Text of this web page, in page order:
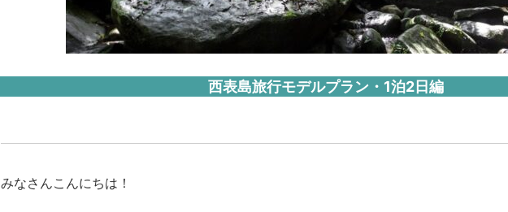
西表島旅行モデルプラン・1泊2日編
みなさんこんにちは！